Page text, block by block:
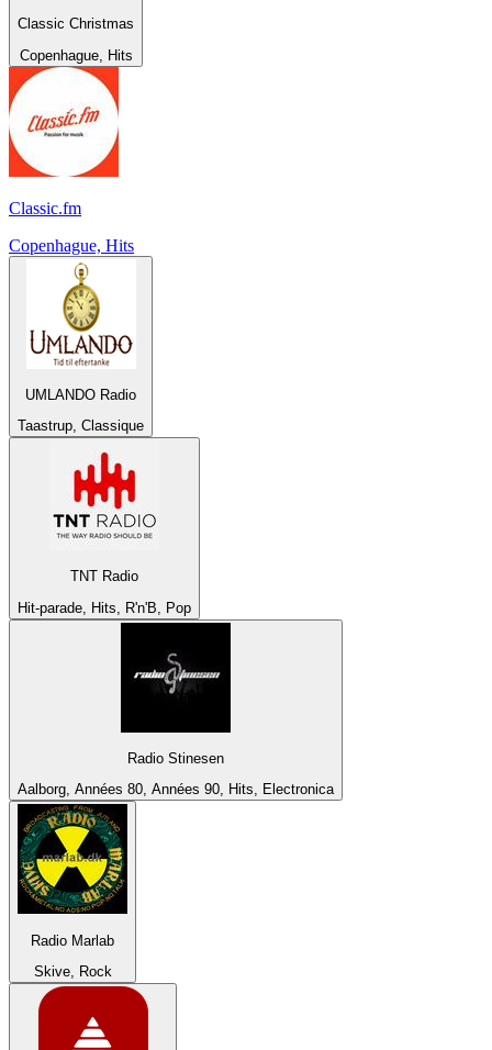
Classic Christmas
Copenhague, Hits
Classic.fm
Copenhague, Hits
UMLANDO Radio
Taastrup, Classique
TNT Radio
Hit-parade, Hits, R'n'B, Pop
Radio Stinesen
Aalborg, Années 80, Années 90, Hits, Electronica
Radio Marlab
Skive, Rock